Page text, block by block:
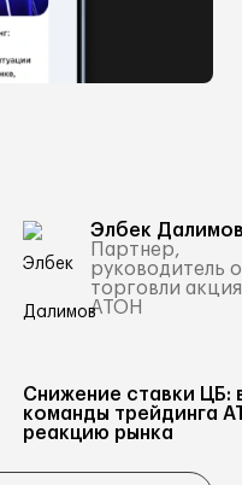
Элбек
Партнер,
руководитель
торговли
АТОН
Снижение ставки ЦБ:
команды трейдинга
реакцию рынка